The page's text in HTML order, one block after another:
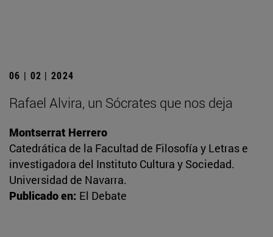
06 | 02 | 2024
Rafael Alvira, un Sócrates que nos deja
Montserrat Herrero
Catedrática de la Facultad de Filosofía y Letras e
investigadora del Instituto Cultura y Sociedad.
Universidad de Navarra.
Publicado en: El Debate